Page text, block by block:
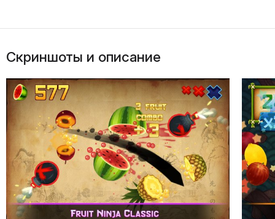
Скриншоты и описание